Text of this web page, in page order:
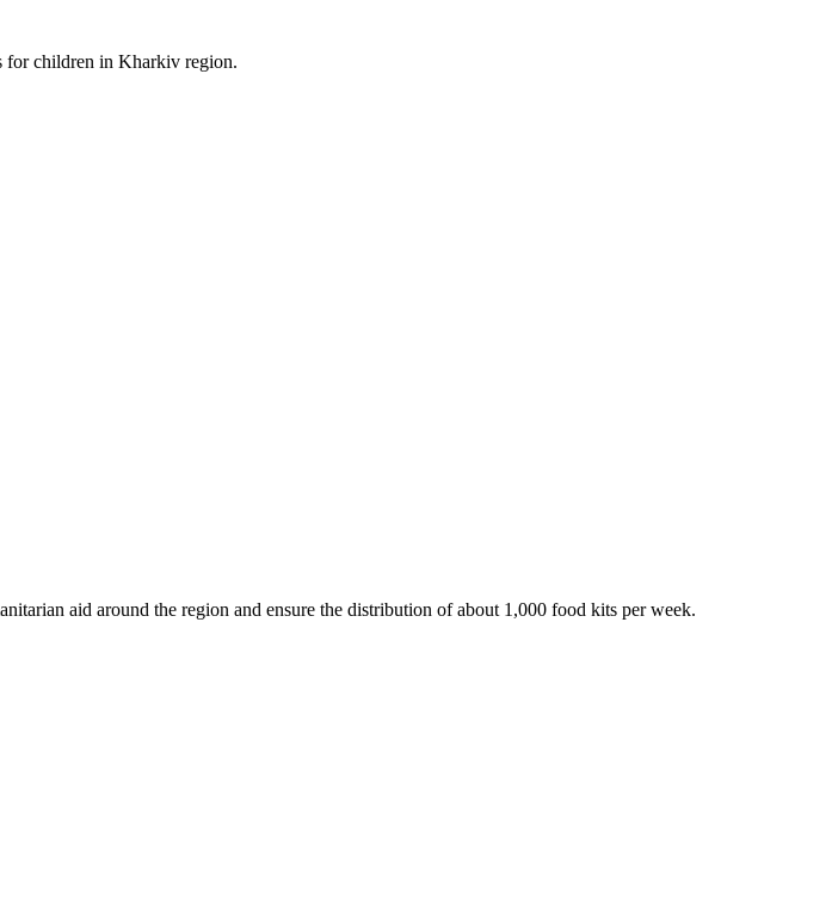
for children in Kharkiv region.
aid around the region and ensure the distribution of about 1,000 food kits per week.